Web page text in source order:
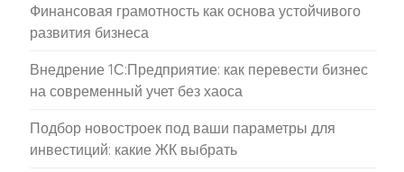
Финансовая грамотность как основа устойчивого
развития бизнеса
Внедрение 1С:Предприятие: как перевести бизнес
на современный учет без хаоса
Подбор новостроек под ваши параметры для
инвестиций: какие ЖК выбрать